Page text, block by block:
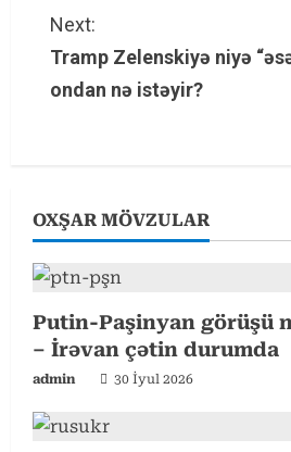
t
i
e
R
e
a
d
i
Next:
Tramp Zelenskiyə niyə
ondan nə istəyir?
OXŞAR MÖVZULAR
Putin-Paşinyan görüşü
– İrəvan çətin durumda
admin 30 İyul 2026